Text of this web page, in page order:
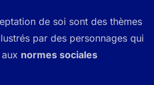
de soi sont des thèmes
par des personnages qui
normes sociales